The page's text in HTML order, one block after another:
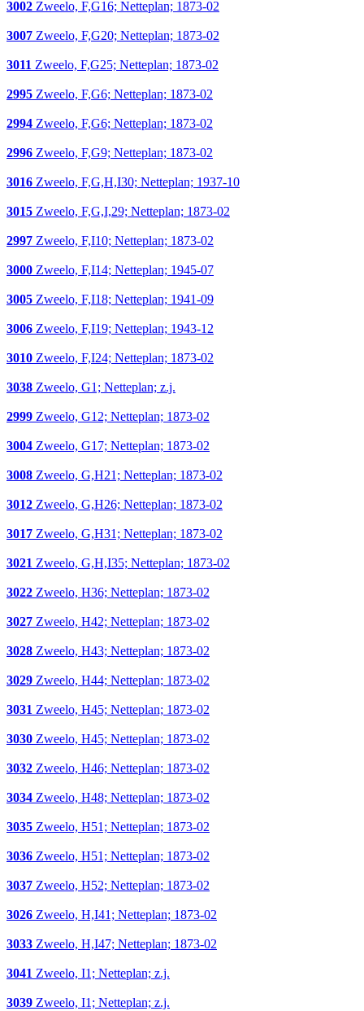
3002 Zweelo, F,G16; Netteplan; 1873-02
3007 Zweelo, F,G20; Netteplan; 1873-02
3011 Zweelo, F,G25; Netteplan; 1873-02
2995 Zweelo, F,G6; Netteplan; 1873-02
2994 Zweelo, F,G6; Netteplan; 1873-02
2996 Zweelo, F,G9; Netteplan; 1873-02
3016 Zweelo, F,G,H,I30; Netteplan; 1937-10
3015 Zweelo, F,G,I,29; Netteplan; 1873-02
2997 Zweelo, F,I10; Netteplan; 1873-02
3000 Zweelo, F,I14; Netteplan; 1945-07
3005 Zweelo, F,I18; Netteplan; 1941-09
3006 Zweelo, F,I19; Netteplan; 1943-12
3010 Zweelo, F,I24; Netteplan; 1873-02
3038 Zweelo, G1; Netteplan; z.j.
2999 Zweelo, G12; Netteplan; 1873-02
3004 Zweelo, G17; Netteplan; 1873-02
3008 Zweelo, G,H21; Netteplan; 1873-02
3012 Zweelo, G,H26; Netteplan; 1873-02
3017 Zweelo, G,H31; Netteplan; 1873-02
3021 Zweelo, G,H,I35; Netteplan; 1873-02
3022 Zweelo, H36; Netteplan; 1873-02
3027 Zweelo, H42; Netteplan; 1873-02
3028 Zweelo, H43; Netteplan; 1873-02
3029 Zweelo, H44; Netteplan; 1873-02
3031 Zweelo, H45; Netteplan; 1873-02
3030 Zweelo, H45; Netteplan; 1873-02
3032 Zweelo, H46; Netteplan; 1873-02
3034 Zweelo, H48; Netteplan; 1873-02
3035 Zweelo, H51; Netteplan; 1873-02
3036 Zweelo, H51; Netteplan; 1873-02
3037 Zweelo, H52; Netteplan; 1873-02
3026 Zweelo, H,I41; Netteplan; 1873-02
3033 Zweelo, H,I47; Netteplan; 1873-02
3041 Zweelo, I1; Netteplan; z.j.
3039 Zweelo, I1; Netteplan; z.j.